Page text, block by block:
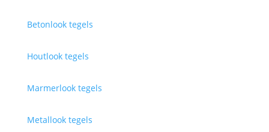
Betonlook tegels
Houtlook tegels
Marmerlook tegels
Metallook tegels